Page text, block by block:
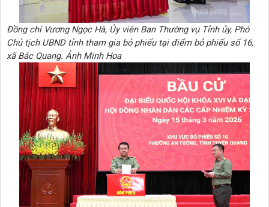
Đồng chí Vương Ngọc Hà, Ủy viên Ban Thường vụ Tỉnh ủy, Phó
Chủ tịch UBND tỉnh tham gia bỏ phiếu tại điểm bỏ phiếu số 16,
xã Bắc Quang. Ảnh Minh Hoa